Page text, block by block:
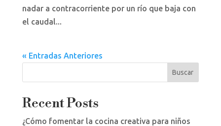
nadar a contracorriente por un río que baja con
el caudal...
« Entradas Anteriores
Buscar
Recent Posts
¿Cómo fomentar la cocina creativa para niños